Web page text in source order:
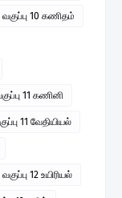
வகுப்பு 10 கணிதம்
11 கணினி
11 வேதியியல்
வகுப்பு 12 உயிரியல்